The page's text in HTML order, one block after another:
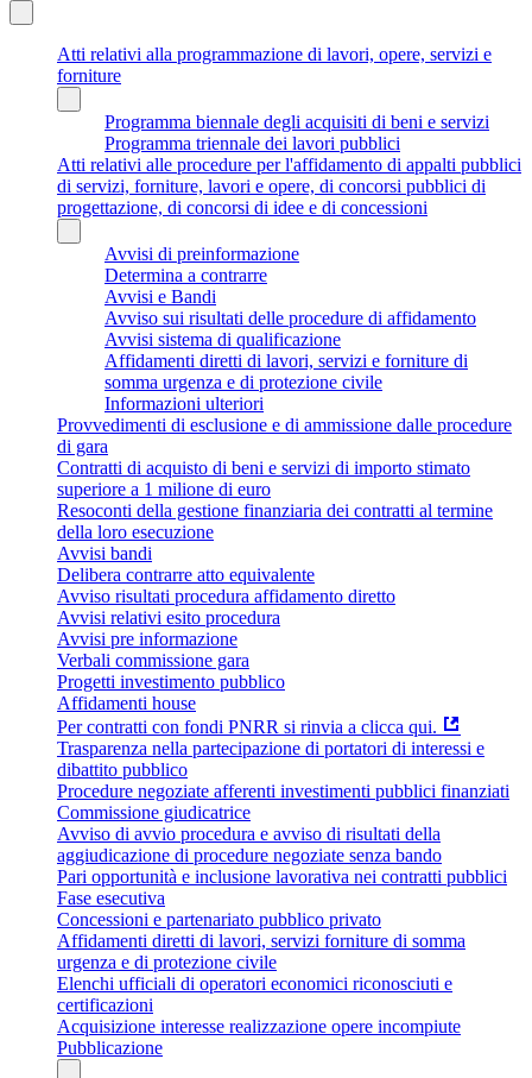
Atti relativi alla programmazione di lavori, opere, servizi e
forniture
Programma biennale degli acquisiti di beni e servizi
Programma triennale dei lavori pubblici
Atti relativi alle procedure per l'affidamento di appalti pubblici
di servizi, forniture, lavori e opere, di concorsi pubblici di
progettazione, di concorsi di idee e di concessioni
Avvisi di preinformazione
Determina a contrarre
Avvisi e Bandi
Avviso sui risultati delle procedure di affidamento
Avvisi sistema di qualificazione
Affidamenti diretti di lavori, servizi e forniture di
somma urgenza e di protezione civile
Informazioni ulteriori
Provvedimenti di esclusione e di ammissione dalle procedure
di gara
Contratti di acquisto di beni e servizi di importo stimato
superiore a 1 milione di euro
Resoconti della gestione finanziaria dei contratti al termine
della loro esecuzione
Avvisi bandi
Delibera contrarre atto equivalente
Avviso risultati procedura affidamento diretto
Avvisi relativi esito procedura
Avvisi pre informazione
Verbali commissione gara
Progetti investimento pubblico
Affidamenti house
Per contratti con fondi PNRR si rinvia a clicca qui.
Trasparenza nella partecipazione di portatori di interessi e
dibattito pubblico
Procedure negoziate afferenti investimenti pubblici finanziati
Commissione giudicatrice
Avviso di avvio procedura e avviso di risultati della
aggiudicazione di procedure negoziate senza bando
Pari opportunità e inclusione lavorativa nei contratti pubblici
Fase esecutiva
Concessioni e partenariato pubblico privato
Affidamenti diretti di lavori, servizi forniture di somma
urgenza e di protezione civile
Elenchi ufficiali di operatori economici riconosciuti e
certificazioni
Acquisizione interesse realizzazione opere incompiute
Pubblicazione